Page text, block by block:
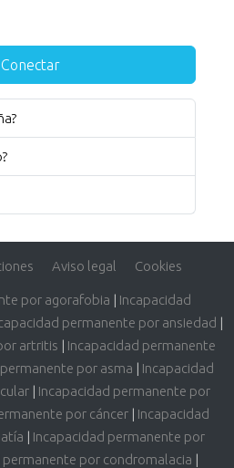
Conectar
Aviso legal Cookies
por agorafobia | Incapacidad
permanente por ansiedad |
artritis | Incapacidad permanente
por asma | Incapacidad
| Incapacidad permanente por
por cáncer| Incapacidad
| Incapacidad permanente por
permanente por condromalacia |